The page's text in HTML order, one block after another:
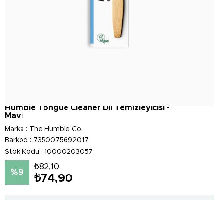
Humble Tongue Cleaner Dil Temizleyicisi -
Mavi
Marka :
The Humble Co.
Barkod : 7350075692017
Stok Kodu
10000203057
9
₺82,10
₺74,90